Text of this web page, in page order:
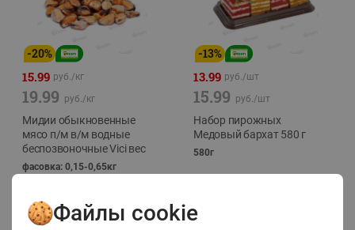
-20%
15.99 руб./кг
19.99 руб./кг
Мидии обыкновенные
мясо п/м в/м водные
беспозвоночные Vici вес
фасовка: 0,15-0,65кг
-13%
13.99 руб./шт
15.99 руб./шт
Набор пирожных
Медовый бархат 580 г
580г
Файлы cookie